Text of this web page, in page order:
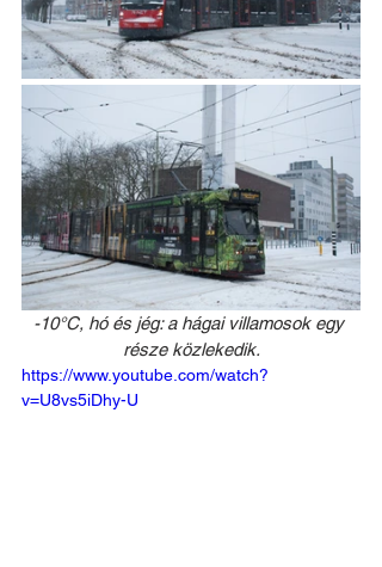
-10°C, hó és jég: a hágai villamosok egy
része közlekedik.
https://www.youtube.com/watch?
v=U8vs5iDhy-U